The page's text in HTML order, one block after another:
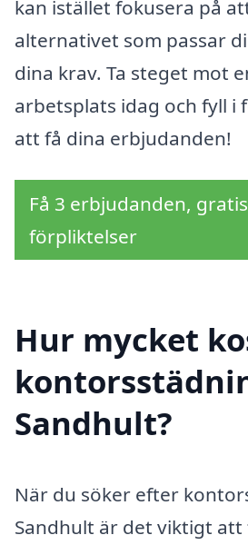
kan istället fokusera på
alternativet som passar
dina krav. Ta steget mot
arbetsplats idag och fyll
att få dina erbjudanden!
Få 3 erbjudanden,
förpliktelser
Hur mycket
Sandhult?
När du söker efter
Sandhult är det viktigt att